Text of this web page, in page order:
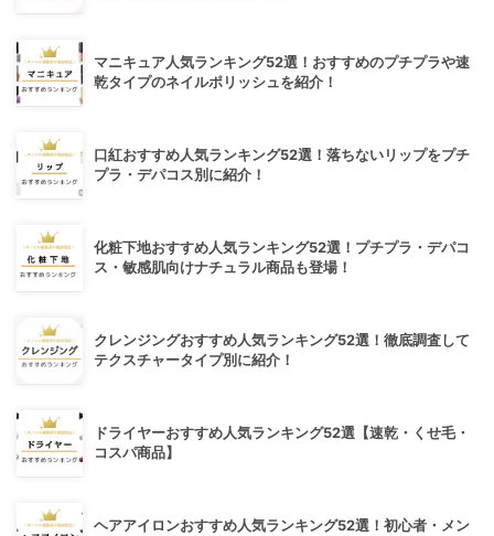
マニキュア人気ランキング52選！おすすめのプチプラや速
乾タイプのネイルポリッシュを紹介！
口紅おすすめ人気ランキング52選！落ちないリップをプチ
プラ・デパコス別に紹介！
化粧下地おすすめ人気ランキング52選！プチプラ・デパコ
ス・敏感肌向けナチュラル商品も登場！
クレンジングおすすめ人気ランキング52選！徹底調査して
テクスチャータイプ別に紹介！
ドライヤーおすすめ人気ランキング52選【速乾・くせ毛・
コスパ商品】
ヘアアイロンおすすめ人気ランキング52選！初心者・メン